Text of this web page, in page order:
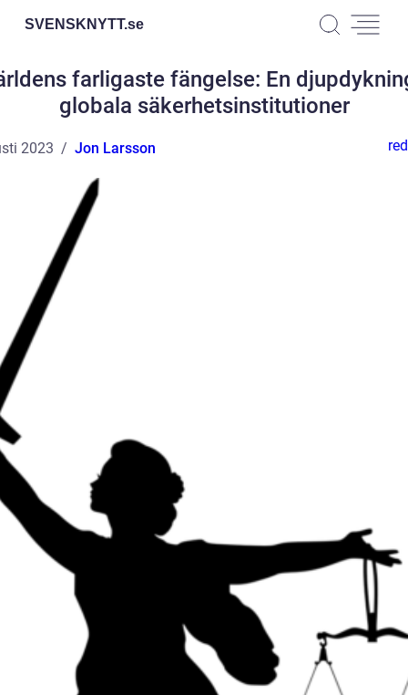
SVENSKNYTT.se
farligaste fängelse: En
globala säkerhetsinstitutioner
2023 Jon Larsson